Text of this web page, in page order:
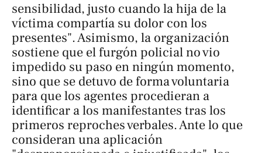
sensibilidad, justo cuando la hija de la
víctima compartía su dolor con los
presentes". Asimismo, la organización
sostiene que el furgón policial no vio
impedido su paso en ningún momento,
sino que se detuvo de forma voluntaria
para que los agentes procedieran a
identificar a los manifestantes tras los
primeros reproches verbales. Ante lo que
consideran una aplicación